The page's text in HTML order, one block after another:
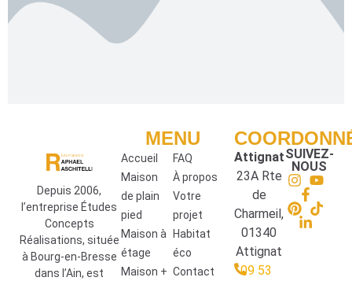
Depuis 2006,
l’entreprise Études
Concepts
Réalisations, située
à Bourg-en-Bresse
dans l’Ain, est
MENU
Accueil
Maison
de plain
pied
Maison à
étage
Maison +
FAQ
À propos
Votre
projet
Habitat
éco
Contact
Attignat
23A Rte
de
Charmeil,
01340
Attignat
09 53
SUIVEZ-
NOUS